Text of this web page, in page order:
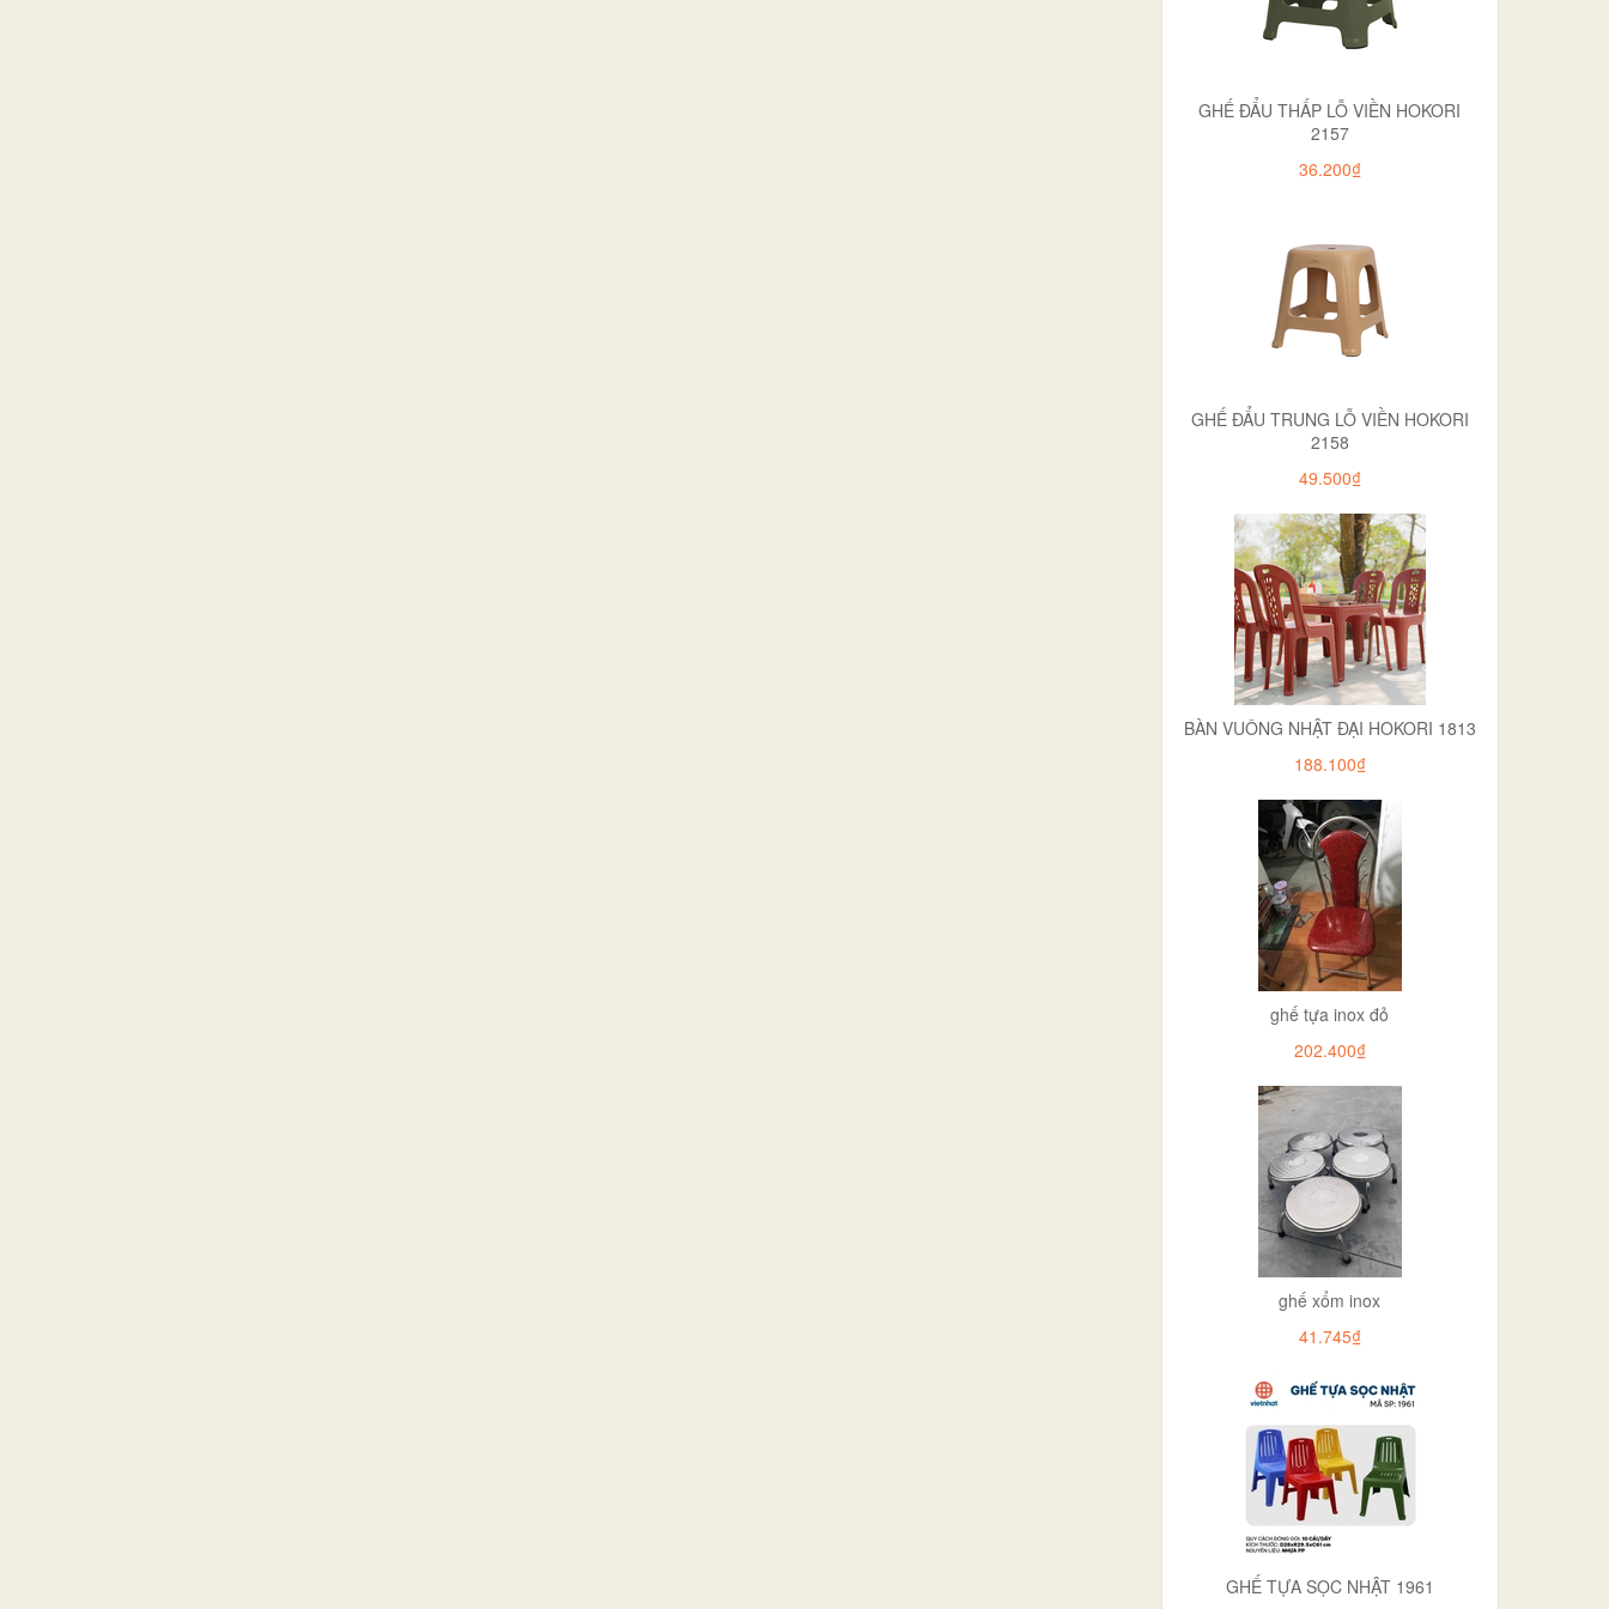
GHẾ ĐẨU THẤP LỖ VIỀN HOKORI
2157
36.200₫
GHẾ ĐẨU TRUNG LỖ VIỀN HOKORI
2158
49.500₫
BÀN VUÔNG NHẬT ĐẠI HOKORI 1813
188.100₫
ghế tựa inox đỏ
202.400₫
ghế xổm inox
41.745₫
GHẾ TỰA SỌC NHẬT 1961